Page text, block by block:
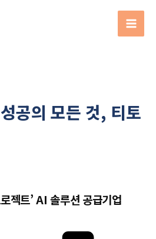
공의 모든 것, 티토
젝트’ AI 솔루션 공급기업